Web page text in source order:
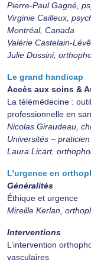
Pierre-Paul Gagné,
Virginie Cailleux,
Montréal, Canada
Valérie Castelain-
Julie Dossini,
Le grand handicap
Accès aux soins &
La télémédecine :
professionnelle en
Nicolas Giraudeau,
Universités –
Laura Licart,
L’urgence en
Généralités
Éthique et urgence
Mireille Kerlan,
Interventions
L’intervention
vasculaires